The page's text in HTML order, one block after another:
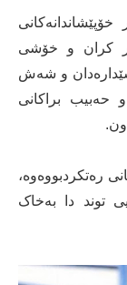
کران و خۆشی
و شەش
حەبیب براکانی
رەتکردبووەوه،
توند دا بەخاک